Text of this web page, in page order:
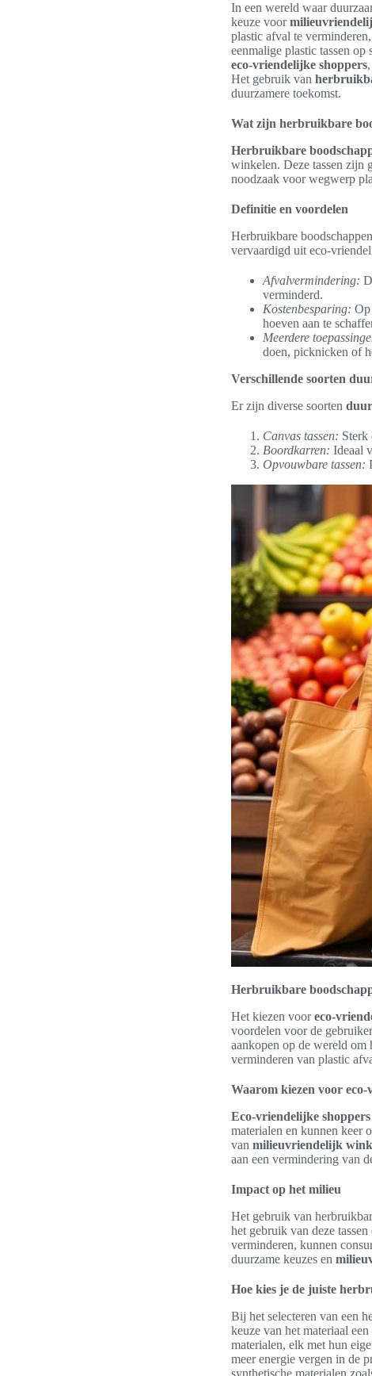
In een wereld waar
keuze voor
plastic afval te
eenmalige plastic tassen
eco-vriendelijke shoppers
Het gebruik van
duurzamere toekomst.
Wat zijn herbruikbare
Herbruikbare
winkelen. Deze tassen zijn
noodzaak voor wegwerp
Definitie en voordelen
Herbruikbare
vervaardigd uit eco-
Afvalvermindering:
verminderd.
Kostenbesparing: Op
hoeven aan te
Meerdere
doen, picknicken of
Verschillende soorten
Er zijn diverse soorten
Canvas tassen: Sterk
Boordkarren: Ideaal
Opvouwbare tassen:
Herbruikbare
Het kiezen vooreco-
voordelen voor de
aankopen op de wereld om
verminderen van plastic
Waarom kiezen voor
Eco-vriendelijke shoppers
materialen en kunnen keer
van milieuvriendelijk
aan een vermindering van
Impact op het milieu
Het gebruik van
het gebruik van deze
verminderen, kunnen
duurzame keuzes en
Hoe kies je de juiste
Bij het selecteren van een
keuze van het materiaal
materialen, elk met hun
meer energie vergen in de
synthetische materialen